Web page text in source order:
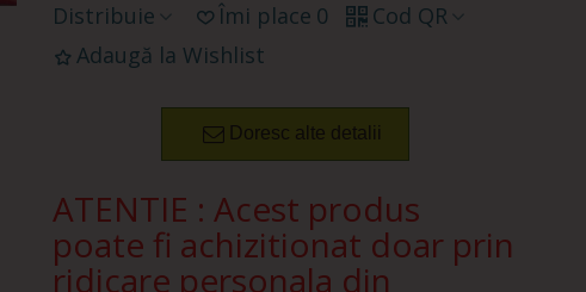
Distribuie
Îmi place 0
Cod QR
Adaugă la Wishlist
Doresc alte detalii
ATENTIE : Acest produs
poate fi achizitionat doar prin
ridicare personala din